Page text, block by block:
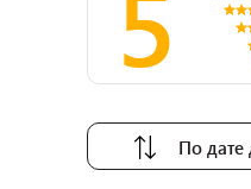
По дате